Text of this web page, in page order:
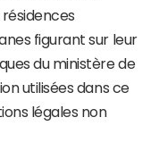
figurant sur leur
du ministère de
utilisées dans ce
légales non